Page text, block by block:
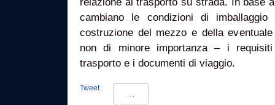
cambiano le condizioni di
costruzione del mezzo e della
non di minore importanza – i
trasporto e i documenti di viaggio.
Tweet